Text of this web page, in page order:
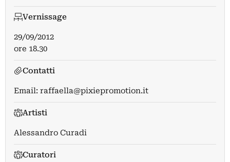
Vernissage
29/09/2012
ore 18.30
Contatti
Email: raffaella@pixiepromotion.it
Artisti
Alessandro Curadi
Curatori